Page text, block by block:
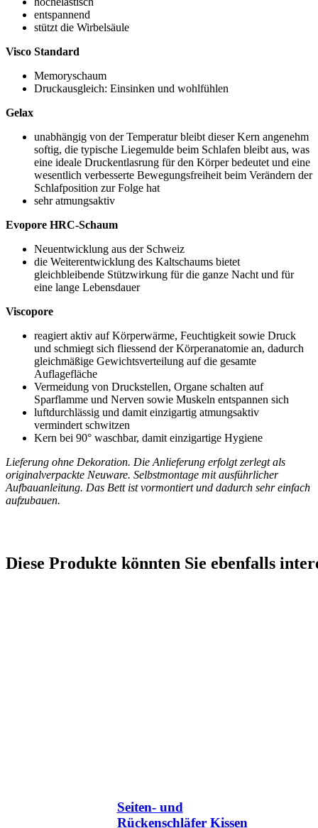
entspannend
stützt die Wirbelsäule
Visco Standard
Memoryschaum
Druckausgleich: Einsinken und wohlfühlen
Gelax
unabhängig von der Temperatur bleibt dieser Kern angenehm
softig, die typische Liegemulde beim Schlafen bleibt aus, was
eine ideale Druckentlasrung für den Körper bedeutet und eine
wesentlich verbesserte Bewegungsfreiheit beim Verändern der
Schlafposition zur Folge hat
sehr atmungsaktiv
Evopore HRC-Schaum
Neuentwicklung aus der Schweiz
die Weiterentwicklung des Kaltschaums bietet
gleichbleibende Stützwirkung für die ganze Nacht und für
eine lange Lebensdauer
Viscopore
reagiert aktiv auf Körperwärme, Feuchtigkeit sowie Druck
und schmiegt sich fliessend der Körperanatomie an, dadurch
gleichmäßige Gewichtsverteilung auf die gesamte
Auflagefläche
Vermeidung von Druckstellen, Organe schalten auf
Sparflamme und Nerven sowie Muskeln entspannen sich
luftdurchlässig und damit einzigartig atmungsaktiv
vermindert schwitzen
Kern bei 90° waschbar, damit einzigartige Hygiene
Lieferung ohne Dekoration. Die Anlieferung erfolgt zerlegt als
originalverpackte Neuware. Selbstmontage mit ausführlicher
Aufbauanleitung. Das Bett ist vormontiert und dadurch sehr einfach
aufzubauen.
Diese Produkte könnten Sie ebenfalls
Seiten- und
Rückenschläfer Kissen